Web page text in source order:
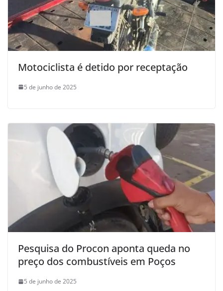
Motociclista é detido por receptação
5 de junho de 2025
Pesquisa do Procon aponta queda no
preço dos combustíveis em Poços
5 de junho de 2025